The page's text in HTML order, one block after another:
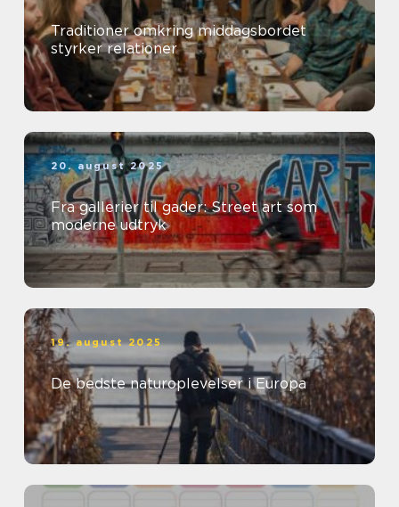
Traditioner omkring middagsbordet
styrker relationer
20. august 2025
Fra gallerier til gader: Street art som
moderne udtryk
19. august 2025
De bedste naturoplevelser i Europa